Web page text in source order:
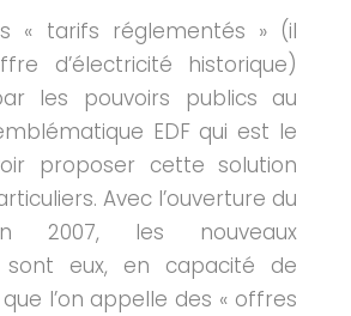
« tarifs réglementés » (il
d’électricité historique)
les pouvoirs publics au
EDF qui est le
proposer cette solution
Avec l’ouverture du
2007, les nouveaux
sont eux, en capacité de
l’on appelle des « offres